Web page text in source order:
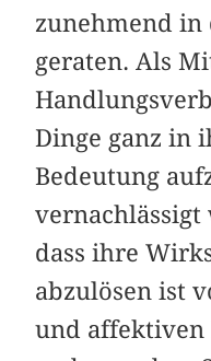
zunehmend
geraten. Als
Dinge ganz in
Bedeutung
dass ihre
abzulösen ist
und affektiven